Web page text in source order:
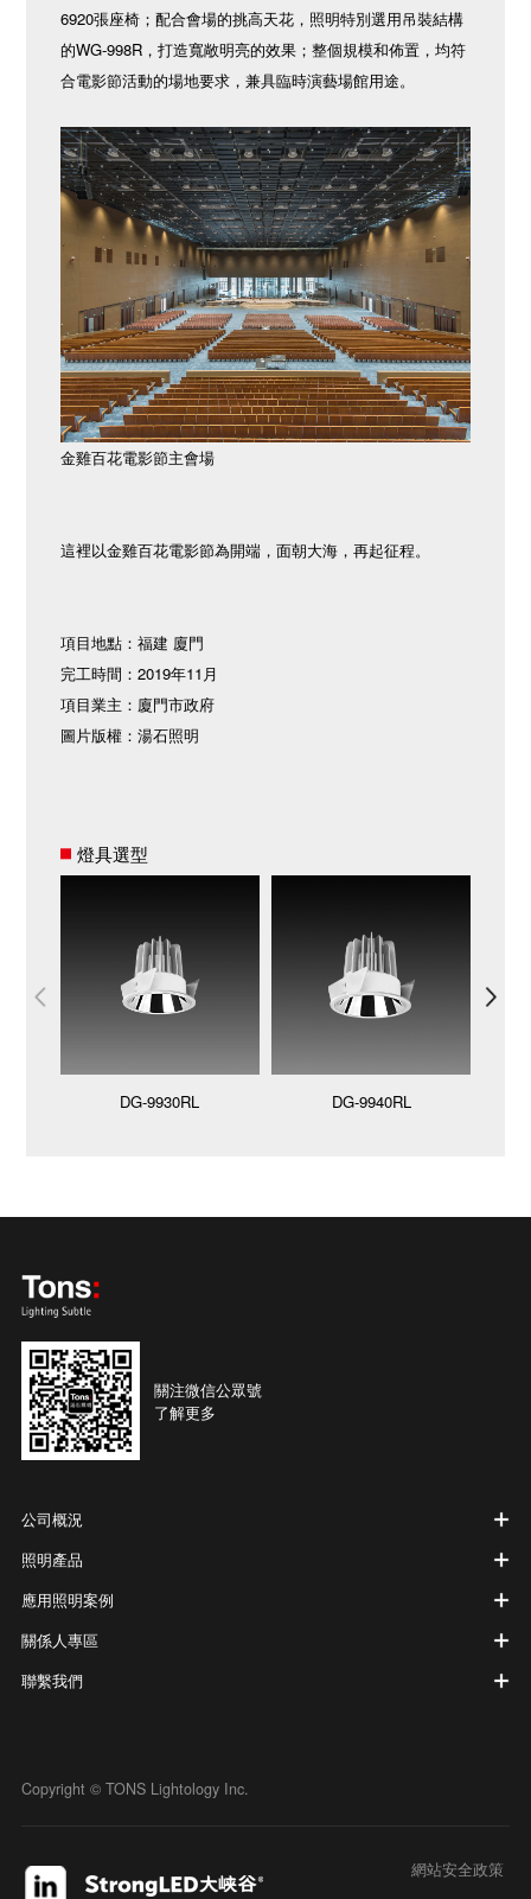
6920張座椅；配合會場的挑高天花，照明特別選用吊裝結構
的WG-998R，打造寬敞明亮的效果；整個規模和佈置，均符
合電影節活動的場地要求，兼具臨時演藝場館用途。
金雞百花電影節主會場
這裡以金雞百花電影節為開端，面朝大海，再起征程。
項目地點：福建 廈門
完工時間：2019年11月
項目業主：廈門市政府
圖片版權：湯石照明
燈具選型
DG-9930RL DG-9940RL
關注微信公眾號
了解更多
公司概況
照明產品
應用照明案例
關係人專區
聯繫我們
Copyright © TONS Lightology Inc.
網站安全政策